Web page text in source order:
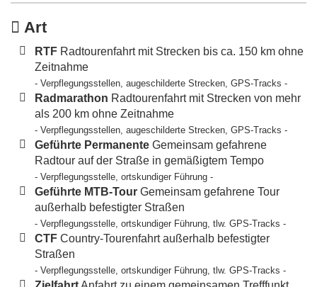
Art
RTF Radtourenfahrt mit Strecken bis ca. 150 km ohne
Zeitnahme
- Verpflegungsstellen, augeschilderte Strecken, GPS-Tracks -
Radmarathon Radtourenfahrt mit Strecken von mehr
als 200 km ohne Zeitnahme
- Verpflegungsstellen, augeschilderte Strecken, GPS-Tracks -
Geführte Permanente Gemeinsam gefahrene
Radtour auf der Straße in gemäßigtem Tempo
- Verpflegungsstelle, ortskundiger Führung -
Geführte MTB-Tour Gemeinsam gefahrene Tour
außerhalb befestigter Straßen
- Verpflegungsstelle, ortskundiger Führung, tlw. GPS-Tracks -
CTF Country-Tourenfahrt außerhalb befestigter
Straßen
- Verpflegungsstelle, ortskundiger Führung, tlw. GPS-Tracks -